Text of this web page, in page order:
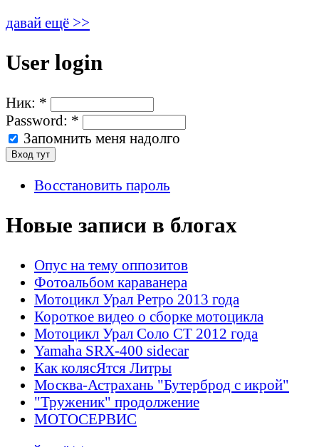
давай ещё >>
User login
Ник: *
Password: *
Запомнить меня надолго
Восстановить пароль
Новые записи в блогах
Опус на тему оппозитов
Фотоальбом караванера
Мотоцикл Урал Ретро 2013 года
Короткое видео о сборке мотоцикла
Мотоцикл Урал Соло СТ 2012 года
Yamaha SRX-400 sidecar
Как колясЯтся Литры
Москва-Астрахань "Бутерброд с икрой"
"Труженик" продолжение
МОТОСЕРВИС